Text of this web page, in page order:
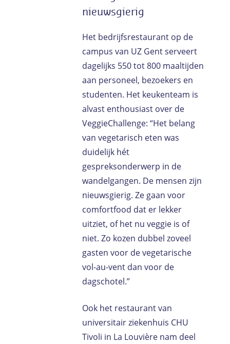
nieuwsgierig
Het bedrijfsrestaurant op de
campus van UZ Gent serveert
dagelijks 550 tot 800 maaltijden
aan personeel, bezoekers en
studenten. Het keukenteam is
alvast enthousiast over de
VeggieChallenge: “Het belang
van vegetarisch eten was
duidelijk hét
gespreksonderwerp in de
wandelgangen. De mensen zijn
nieuwsgierig. Ze gaan voor
comfortfood dat er lekker
uitziet, of het nu veggie is of
niet. Zo kozen dubbel zoveel
gasten voor de vegetarische
vol-au-vent dan voor de
dagschotel.”
Ook het restaurant van
universitair ziekenhuis CHU
Tivoli in La Louvière nam deel